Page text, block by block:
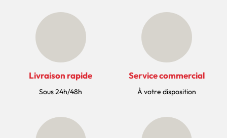
Livraison rapide
Sous 24h/48h
Service commercial
À votre disposition